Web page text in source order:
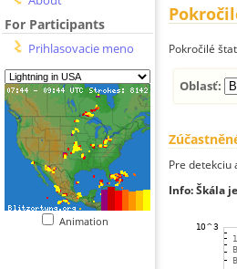
For Participants
Prihlasovacie meno
Animation
Pokročilé
Oblasť:
Pre detekciu
Info: Škála